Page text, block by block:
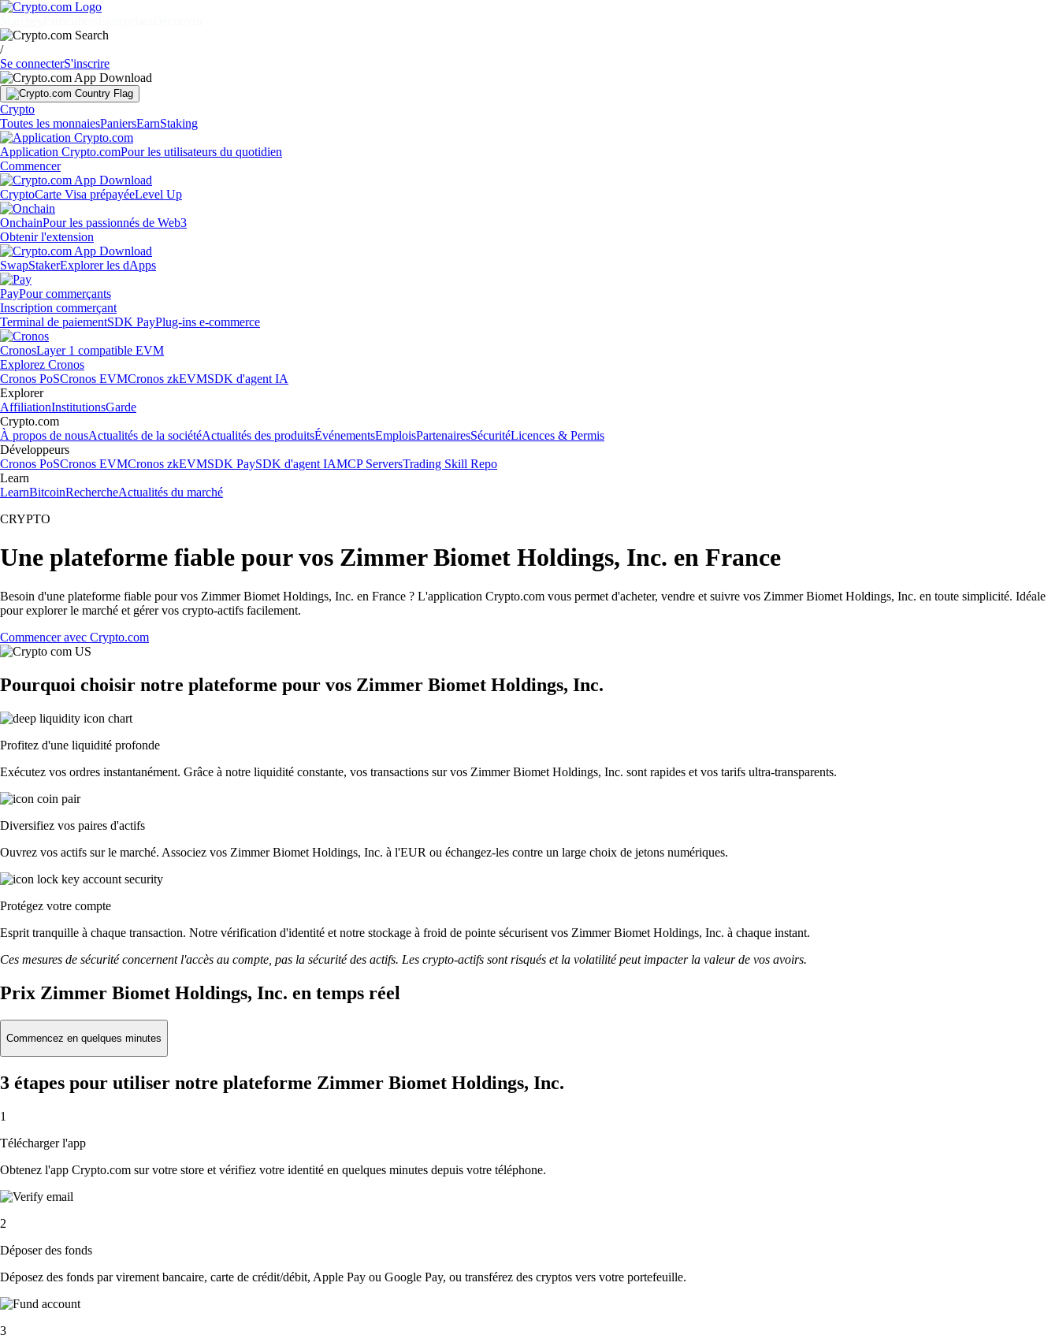
/
Se connecterS'inscrire
Crypto
Toutes les monnaiesPaniersEarnStaking
Application Crypto.comPour les utilisateurs du quotidien
Commencer
CryptoCarte Visa prépayéeLevel Up
OnchainPour les passionnés de Web3
Obtenir l'extension
SwapStakerExplorer les dApps
PayPour commerçants
Inscription commerçant
Terminal de paiementSDK PayPlug-ins e-commerce
CronosLayer 1 compatible EVM
Explorez Cronos
Cronos PoSCronos EVMCronos zkEVMSDK d'agent IA
Explorer
AffiliationInstitutionsGarde
Crypto.com
À propos de nousActualités de la sociétéActualités des produitsÉvénementsEmploisPartenairesSécuritéLicences & Permis
Développeurs
Cronos PoSCronos EVMCronos zkEVMSDK PaySDK d'agent IAMCP ServersTrading Skill Repo
Learn
LearnBitcoinRechercheActualités du marché
CRYPTO
Une plateforme fiable pour vos Zimmer Biomet Holdings, Inc. en France
Besoin d'une plateforme fiable pour vos Zimmer Biomet Holdings, Inc. en France ? L'application Crypto.com vous permet d'acheter, vendre et suivre vos Zimmer Biomet Holdings, Inc. en toute simplicité. Idéale
pour explorer le marché et gérer vos crypto-actifs facilement.
Commencer avec Crypto.com
Pourquoi choisir notre plateforme pour vos Zimmer Biomet Holdings, Inc.
Profitez d'une liquidité profonde
Exécutez vos ordres instantanément. Grâce à notre liquidité constante, vos transactions sur vos Zimmer Biomet Holdings, Inc. sont rapides et vos tarifs ultra-transparents.
Diversifiez vos paires d'actifs
Ouvrez vos actifs sur le marché. Associez vos Zimmer Biomet Holdings, Inc. à l'EUR ou échangez-les contre un large choix de jetons numériques.
Protégez votre compte
Esprit tranquille à chaque transaction. Notre vérification d'identité et notre stockage à froid de pointe sécurisent vos Zimmer Biomet Holdings, Inc. à chaque instant.
Ces mesures de sécurité concernent l'accès au compte, pas la sécurité des actifs. Les crypto-actifs sont risqués et la volatilité peut impacter la valeur de vos avoirs.
Prix Zimmer Biomet Holdings, Inc. en temps réel
Commencez en quelques minutes
3 étapes pour utiliser notre plateforme Zimmer Biomet Holdings, Inc.
1
Télécharger l'app
Obtenez l'app Crypto.com sur votre store et vérifiez votre identité en quelques minutes depuis votre téléphone.
2
Déposer des fonds
Déposez des fonds par virement bancaire, carte de crédit/débit, Apple Pay ou Google Pay, ou transférez des cryptos vers votre portefeuille.
3